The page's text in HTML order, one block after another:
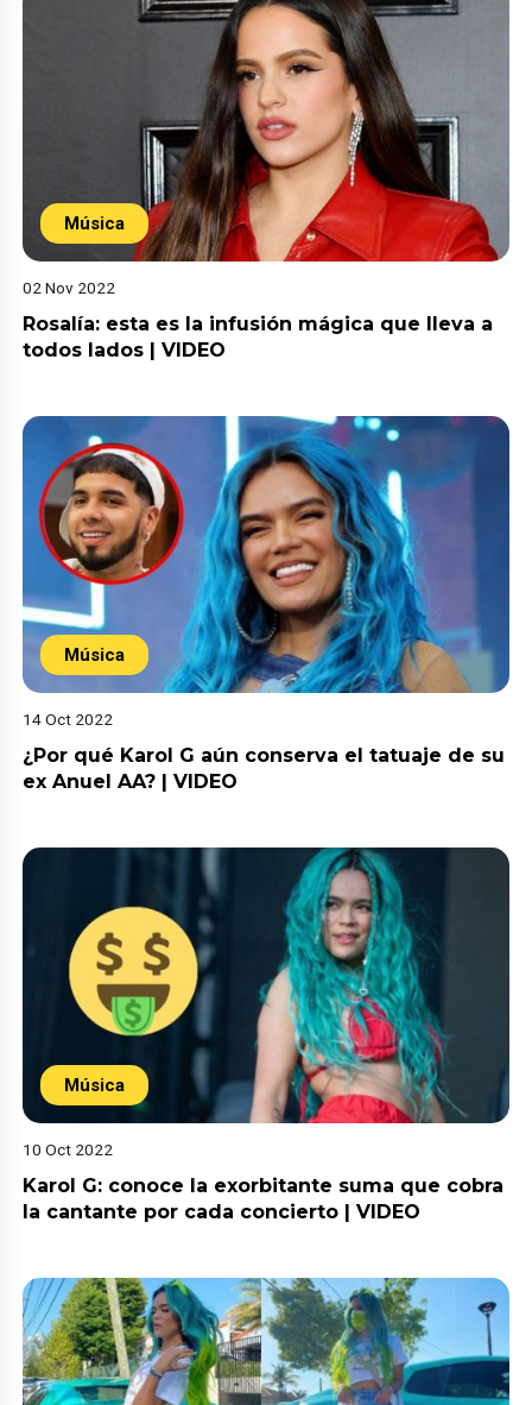
Música
02 Nov 2022
Rosalía: esta es la infusión mágica que lleva a
todos lados | VIDEO
Música
14 Oct 2022
¿Por qué Karol G aún conserva el tatuaje de su
ex Anuel AA? | VIDEO
Música
10 Oct 2022
Karol G: conoce la exorbitante suma que cobra
la cantante por cada concierto | VIDEO